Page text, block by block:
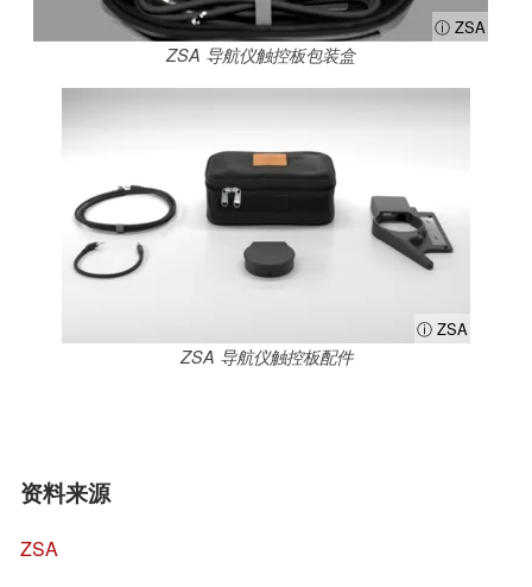
ⓘ ZSA
ZSA 导航仪触控板包装盒
ⓘ ZSA
ZSA 导航仪触控板配件
资料来源
ZSA